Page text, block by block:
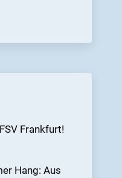
Frankfurt!
Hang: Aus